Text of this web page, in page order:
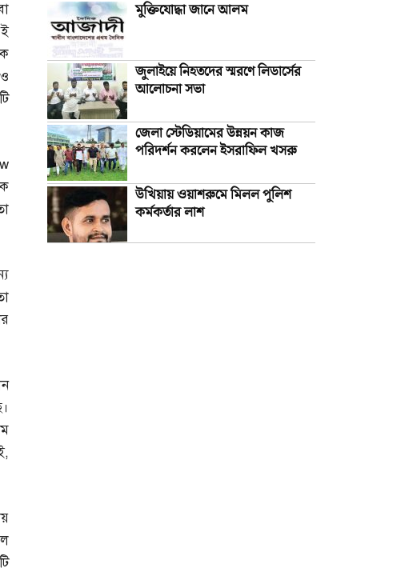
,
মুক্তিযোদ্ধা জানে আলম
জুলাইয়ে নিহতদের স্মরণে লিডার্সের
আলোচনা সভা
জেলা স্টেডিয়ামের উন্নয়ন কাজ
পরিদর্শন করলেন ইসরাফিল খসরু
উখিয়ায় ওয়াশরুমে মিলল পুলিশ
কর্মকর্তার লাশ